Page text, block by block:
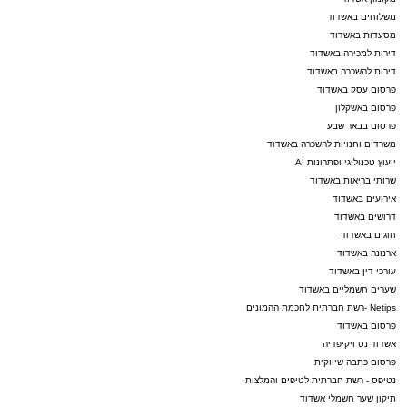
צפו ברגעים קצרים מהארוע העוצמתי שעוד ידובר
בו רבות.
משלוחים באשדוד
מסעדות באשדוד
דירות למכירה באשדוד
דירות להשכרה באשדוד
פרסום עסק באשדוד
פרסום באשקלון
פרסום בבאר שבע
משרדים וחנויות להשכרה באשדוד
ייעוץ טכנולוגי ופתרונות AI
שרותי בריאות באשדוד
אירועים באשדוד
דרושים באשדוד
חוגים באשדוד
ארנונה באשדוד
עורכי דין באשדוד
שערים חשמליים באשדוד
Netips -רשת חברתית לחכמת ההמונים
פרסום באשדוד
אשדוד נט ויקיפדיה
פרסום כתבה שיווקית
נטיפס - רשת חברתית לטיפים והמלצות
תיקון שער חשמלי אשדוד